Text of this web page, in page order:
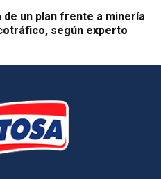
un plan frente a minería
según experto